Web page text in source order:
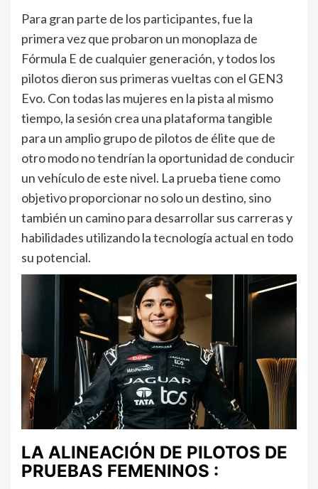
Para gran parte de los participantes, fue la
primera vez que probaron un monoplaza de
Fórmula E de cualquier generación, y todos los
pilotos dieron sus primeras vueltas con el GEN3
Evo. Con todas las mujeres en la pista al mismo
tiempo, la sesión crea una plataforma tangible
para un amplio grupo de pilotos de élite que de
otro modo no tendrían la oportunidad de conducir
un vehículo de este nivel. La prueba tiene como
objetivo proporcionar no solo un destino, sino
también un camino para desarrollar sus carreras y
habilidades utilizando la tecnología actual en todo
su potencial.
LA ALINEACIÓN DE PILOTOS DE
PRUEBAS FEMENINOS :